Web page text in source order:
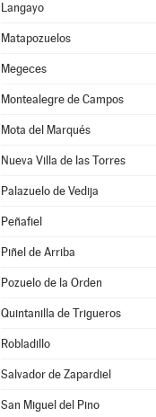
Langayo
Matapozuelos
Megeces
Montealegre de Campos
Mota del Marqués
Nueva Villa de las Torres
Palazuelo de Vedija
Peñafiel
Piñel de Arriba
Pozuelo de la Orden
Quintanilla de Trigueros
Robladillo
Salvador de Zapardiel
San Miguel del Pino